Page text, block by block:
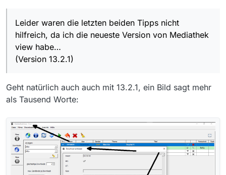
beziehen.
Ihr müßt bedenken, daß die kapitel 1-4 erst kürzlich
Jahren.
Giebt es keine anderen Möglichkeiten ?
Leider waren die letzten beiden Tipps nicht
hilfreich, da ich die neueste Version von Mediathek
view habe…
(Version 13.2.1)
Geht natürlich auch auch mit 13.2.1, ein Bild sagt mehr
als Tausend Worte: